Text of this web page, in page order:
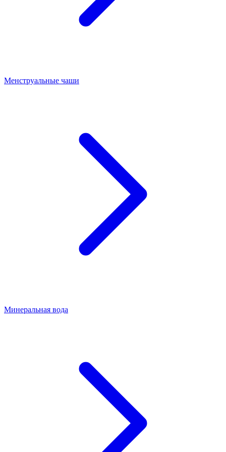
Менструальные чаши
Минеральная вода